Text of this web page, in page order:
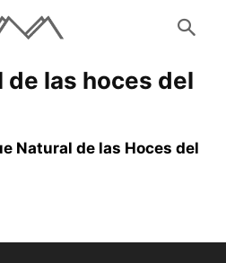
de las hoces del
Natural de las Hoces del